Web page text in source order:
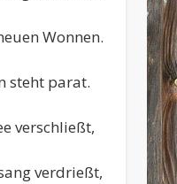
Wonnen.
steht parat.
verschließt,
verdrießt,